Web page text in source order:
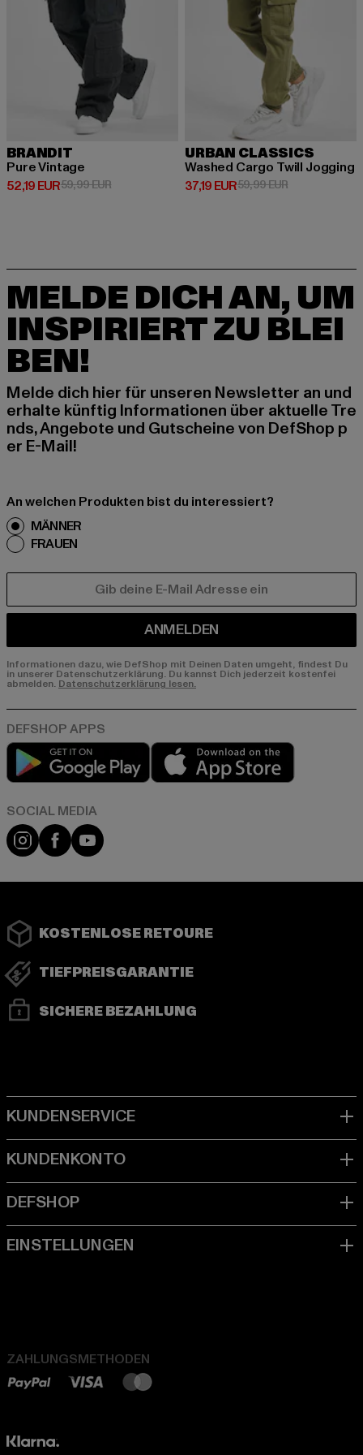
BRANDIT
Pure Vintage
52,19 EUR
Derzeitiger Preis: 52,19 EUR
59,99 EURAktionspreis: 59,99 EUR
URBAN CLASSICS
Washed Cargo Twill Jogging
37,19 EUR
Derzeitiger Preis: 37,19 EUR
59,99 EURAktionspreis:
MELDE DICH AN, UM
INSPIRIERT ZU BLEI
BEN!
Melde dich hier für unseren Newsletter an und
erhalte künftig Informationen über aktuelle Tre
nds, Angebote und Gutscheine von DefShop p
er E-Mail!
An welchen Produkten bist du interessiert?
MÄNNER
FRAUEN
ANMELDEN
Informationen dazu, wie DefShop mit Deinen Daten umgeht, findest Du
in unserer Datenschutzerklärung. Du kannst Dich jederzeit kostenfei
abmelden. Datenschutzerklärung lesen.
Play market
Instagram
FacebookYouTube
KOSTENLOSE RETOURE
TIEFPREISGARANTIE
SICHERE BEZAHLUNG
ZAHLUNGSMETHODEN